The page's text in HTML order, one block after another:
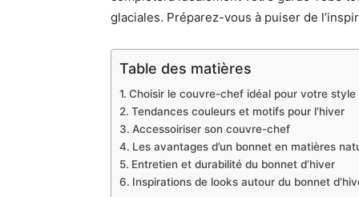
glaciales. Préparez-vous à puiser de
Table des matières
Choisir le couvre-chef idéal pour votre style
Tendances couleurs et motifs pour l’hiver
Accessoiriser son couvre-chef
Les avantages d’un bonnet en matières
Entretien et durabilité du bonnet d’hiver
Inspirations de looks autour du bonnet